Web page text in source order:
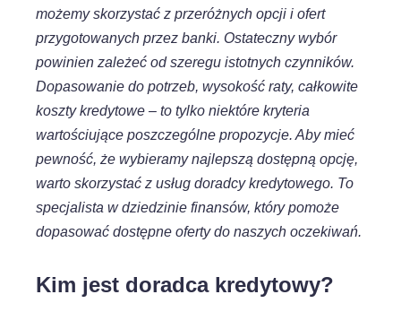
Doradca kredytowy – czy warto korzystać z usług?
możemy skorzystać z przeróżnych opcji i ofert
przygotowanych przez banki. Ostateczny wybór
powinien zależeć od szeregu istotnych czynników.
Dopasowanie do potrzeb, wysokość raty, całkowite
koszty kredytowe – to tylko niektóre kryteria
wartościujące poszczególne propozycje. Aby mieć
pewność, że wybieramy najlepszą dostępną opcję,
warto skorzystać z usług doradcy kredytowego. To
specjalista w dziedzinie finansów, który pomoże
dopasować dostępne oferty do naszych oczekiwań.
Kim jest doradca kredytowy?